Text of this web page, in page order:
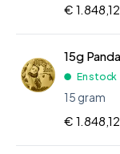
€
15g
En stock
15 gram
€